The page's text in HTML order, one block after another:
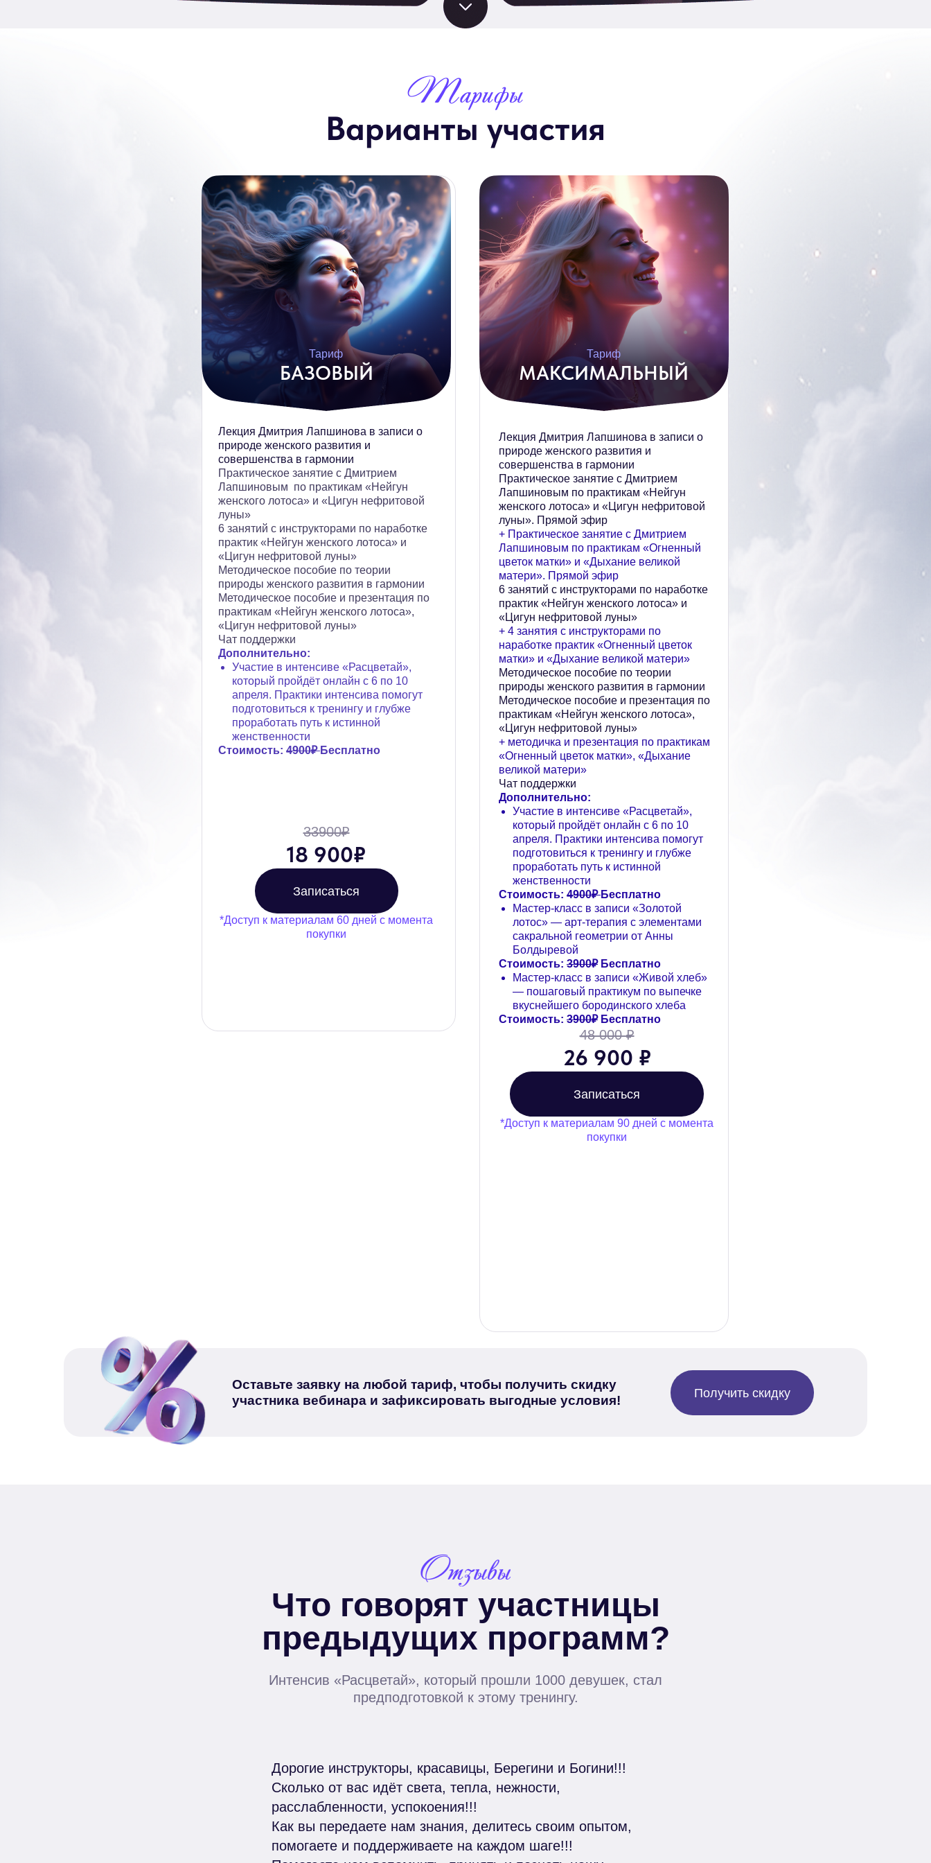
Получить скидку
Оставьте заявку на любой тариф, чтобы получить скидку
участника вебинара и зафиксировать выгодные условия!
Лекция Дмитрия Лапшинова в записи о
природе женского развития и
совершенства в гармонии
Практическое занятие с Дмитрием
Лапшиновым по практикам «Нейгун
женского лотоса» и «Цигун нефритовой
луны». Прямой эфир
+ Практическое занятие с Дмитрием
Лапшиновым по практикам «Огненный
цветок матки» и «Дыхание великой
матери». Прямой эфир
6 занятий с инструкторами по наработке
практик «Нейгун женского лотоса» и
«Цигун нефритовой луны»
+ 4 занятия с инструкторами по
наработке практик «Огненный цветок
матки» и «Дыхание великой матери»
Методическое пособие по теории
природы женского развития в гармонии
Методическое пособие и презентация по
практикам «Нейгун женского лотоса»,
«Цигун нефритовой луны»
+ методичка и презентация по практикам
«Огненный цветок матки», «Дыхание
великой матери»
Чат поддержки
Дополнительно:
Участие в интенсиве «Расцветай»,
который пройдёт онлайн с 6 по 10
апреля. Практики интенсива помогут
подготовиться к тренингу и глубже
проработать путь к истинной
женственности
Стоимость: 4900₽Бесплатно
Мастер-класс в записи «Золотой
лотос» — арт-терапия с элементами
сакральной геометрии от Анны
Болдыревой
Стоимость: 3900₽Бесплатно
Мастер-класс в записи «Живой хлеб»
— пошаговый практикум по выпечке
вкуснейшего бородинского хлеба
Стоимость: 3900₽Бесплатно
48 000 ₽
26 900 ₽
Записаться
*Доступ к материалам 90 дней с момента
покупки
МАКСИМАЛЬНЫЙ
Тариф
Лекция Дмитрия Лапшинова в записи о
природе женского развития и
совершенства в гармонии
Практическое занятие с Дмитрием
Лапшиновым по практикам «Нейгун
женского лотоса» и «Цигун нефритовой
луны»
6 занятий с инструкторами по наработке
практик «Нейгун женского лотоса» и
«Цигун нефритовой луны»
Методическое пособие по теории
природы женского развития в гармонии
Методическое пособие и презентация по
практикам «Нейгун женского лотоса»,
«Цигун нефритовой луны»
Чат поддержки
Дополнительно:
Участие в интенсиве «Расцветай»,
который пройдёт онлайн с 6 по 10
апреля. Практики интенсива помогут
подготовиться к тренингу и глубже
проработать путь к истинной
женственности
Стоимость: 4900₽Бесплатно
33900₽
18 900₽
Записаться
*Доступ к материалам 60 дней с момента
покупки
БАЗОВЫЙ
Тариф
Варианты участия
Интенсив «Расцветай», который прошли 1000 девушек, стал
предподготовкой к этому тренингу.
Что говорят участницы
предыдущих программ?
Дорогие инструкторы, красавицы, Берегини и Богини!!!
Сколько от вас идёт света, тепла, нежности,
расслабленности, успокоения!!!
Как вы передаете нам знания, делитесь своим опытом,
помогаете и поддерживаете на каждом шаге!!!